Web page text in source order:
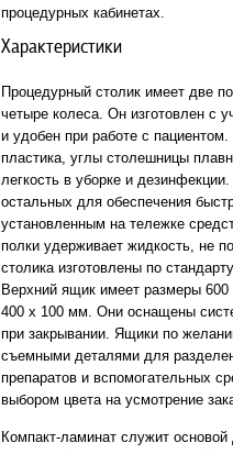
процедурных кабинетах.
Характеристики
Процедурный столик имеет две
четыре колеса. Он изготовлен с
и удобен при работе с
пластика, углы столешницы
легкость в уборке и
остальных для обеспечения
установленным на тележке
полки удерживает жидкость, не
столика изготовлены по
Верхний ящик имеет размеры
400 х 100 мм. Они оснащены
при закрывании. Ящики по
съемными деталями для
препаратов и вспомогательных
выбором цвета на усмотрение
Компакт-ламинат служит